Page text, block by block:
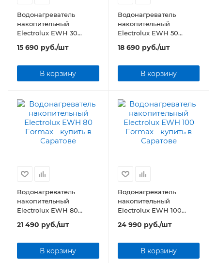
Водонагреватель
накопительный
Electrolux EWH 30
15 690 руб./шт
В корзину
Водонагреватель
накопительный
Electrolux EWH 50
18 690 руб./шт
В корзину
Водонагреватель
накопительный
Electrolux EWH 80
21 490 руб./шт
В корзину
Водонагреватель
накопительный
Electrolux EWH 100
24 990 руб./шт
В корзину